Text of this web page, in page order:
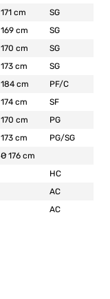
171 cm
SG
169 cm
SG
170 cm
SG
173 cm
SG
184 cm
PF/C
174 cm
SF
170 cm
PG
173 cm
PG/SG
Ø 176 cm
HC
AC
AC